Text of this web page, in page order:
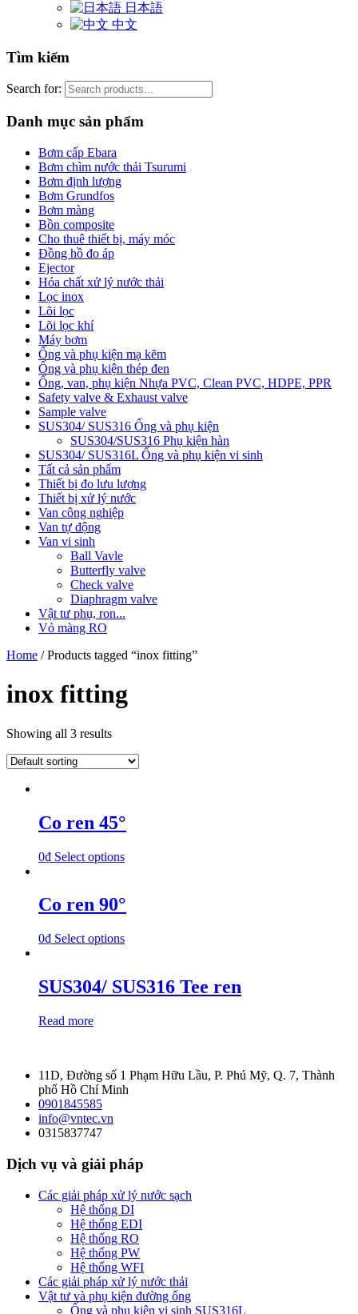
日本語
中文
Tìm kiếm
Search for:
Danh mục sản phẩm
Bơm cấp Ebara
Bơm chìm nước thải Tsurumi
Bơm định lượng
Bơm Grundfos
Bơm màng
Bồn composite
Cho thuê thiết bị, máy móc
Đồng hồ đo áp
Ejector
Hóa chất xử lý nước thải
Lọc inox
Lõi lọc
Lõi lọc khí
Máy bơm
Ống và phụ kiện mạ kẽm
Ống và phụ kiện thép đen
Ống, van, phụ kiện Nhựa PVC, Clean PVC, HDPE, PPR
Safety valve & Exhaust valve
Sample valve
SUS304/ SUS316 Ống và phụ kiện
SUS304/SUS316 Phụ kiện hàn
SUS304/ SUS316L Ống và phụ kiện vi sinh
Tất cả sản phẩm
Thiết bị đo lưu lượng
Thiết bị xử lý nước
Van công nghiệp
Van tự động
Van vi sinh
Ball Vavle
Butterfly valve
Check valve
Diaphragm valve
Vật tư phụ, ron...
Vỏ màng RO
Home / Products tagged “inox fitting”
inox fitting
Showing all 3 results
Co ren 45°
0₫ Select options
Co ren 90°
0₫ Select options
SUS304/ SUS316 Tee ren
Read more
11D, Đường số 1 Phạm Hữu Lầu, P. Phú Mỹ, Q. 7, Thành
phố Hồ Chí Minh
0901845585
info@vntec.vn
0315837747
Dịch vụ và giải pháp
Các giải pháp xử lý nước sạch
Hệ thống DI
Hệ thống EDI
Hệ thống RO
Hệ thống PW
Hệ thống WFI
Các giải pháp xử lý nước thải
Vật tư và phụ kiện đường ống
Ống và phụ kiện vi sinh SUS316L